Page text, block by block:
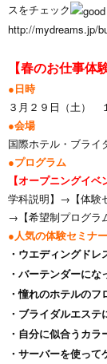
スをチェック
http://mydreams.jp/
【春のお仕事体
●日時
３月２９日（土）
●会場
国際ホテル・ブライ
●プログラム
【オープニングイ
学科説明】→【体験
→【希望制プログラ
●人気の体験セミナ
・ウエディングド
・バーテンダーに
・憧れのホテルの
・ブライダルエス
・自分に似合うカラ
・サーバーを使っ